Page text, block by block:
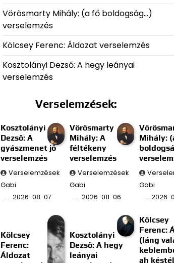
Vörösmarty Mihály: (a fő boldogság…)
verselemzés
Kölcsey Ferenc: Áldozat verselemzés
Kosztolányi Dezső: A hegy leányai
verselemzés
Verselemzések:
Kosztolányi
Dezső: A
gyászmenet jő
verselemzés
Verselemzések
Gabi
2026-08-07
Vörösmarty
Mihály: A
féltékeny
verselemzés
Verselemzések
Gabi
2026-08-06
Mihály:
Gabi
2026-
Kölcsey
Ferenc:
Áldozat
Kosztolányi
Dezső: A hegy
leányai
Kölcsey
Ferenc:
(láng
ah késtél